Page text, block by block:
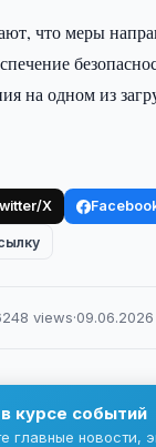
что меры
на одном из
X
views·09.06.2026
курсе событий
главные новости,